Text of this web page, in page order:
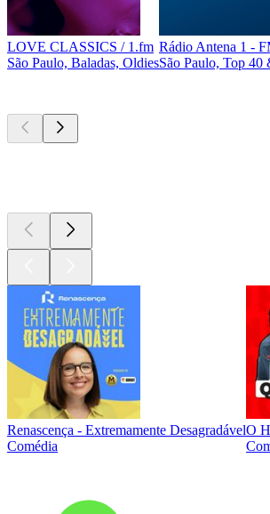
LOVE CLASSICS / 1.fm
São Paulo, Baladas, Oldies
Rádio Antena 1 -
São Paulo, Top 40
Renascença - Extremamente Desagradável
Comédia
O